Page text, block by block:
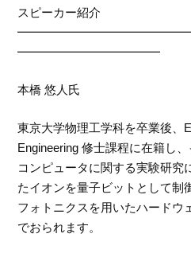
スピーカー紹介
━━━━━━━━━━━━
本橋 悠人氏
東京大学物理工学科を卒業後、
Engineering 修士課程に在籍し
コンピュータに関する実験研究
たイオンを量子ビットとして制
フォトニクスを用いたハードウ
でおられます。